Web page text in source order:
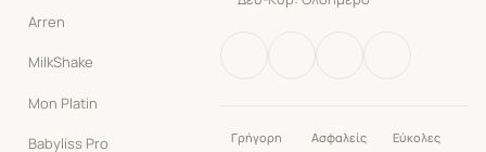
Arren
MilkShake
Mon Platin
Babyliss Pro
Γρήγορη
Ασφαλείς
Εύκολες